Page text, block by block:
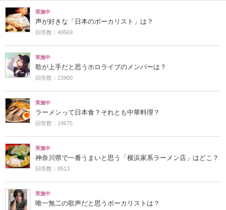
実施中
声が好きな「日本のボーカリスト」は？
回答数：49569
実施中
歌が上手だと思うホロライブのメンバーは？
回答数：23900
実施中
ラーメンって日本食？それとも中華料理？
回答数：19675
実施中
神奈川県で一番うまいと思う「横浜家系ラーメン店」はどこ？
回答数：8513
実施中
唯一無二の歌声だと思うボーカリストは？